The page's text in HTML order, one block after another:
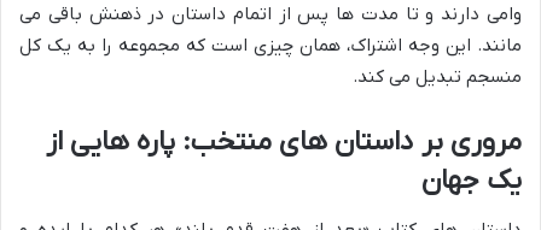
وامی دارند و تا مدت ها پس از اتمام داستان در ذهنش باقی می
مانند. این وجه اشتراک، همان چیزی است که مجموعه را به یک کل
منسجم تبدیل می کند.
مروری بر داستان های منتخب: پاره هایی از
یک جهان